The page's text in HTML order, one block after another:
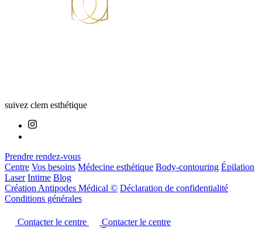
suivez clem esthétique
Prendre rendez-vous
Centre Vos besoins Médecine esthétique Body-contouring Épilation
Laser Intime Blog
Création Antipodes Médical © Déclaration de confidentialité
Conditions générales
Contacter le centre
Contacter le centre